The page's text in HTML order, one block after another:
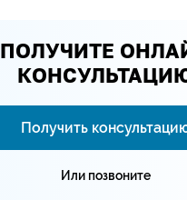
ПОЛУЧИТЕ
Получить
Или позвоните